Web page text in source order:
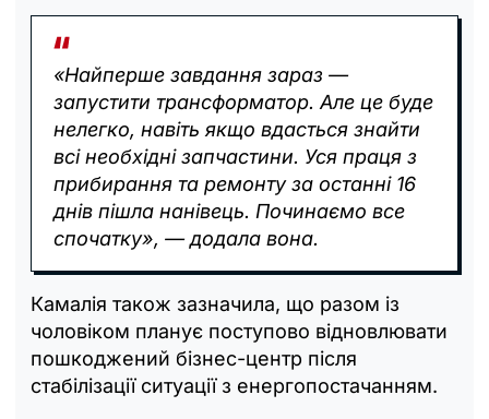
«Найперше завдання зараз —
запустити трансформатор. Але це буде
нелегко, навіть якщо вдасться знайти
всі необхідні запчастини. Уся праця з
прибирання та ремонту за останні 16
днів пішла нанівець. Починаємо все
спочатку», — додала вона.
Камалія також зазначила, що разом із
чоловіком планує поступово відновлювати
пошкоджений бізнес-центр після
стабілізації ситуації з енергопостачанням.